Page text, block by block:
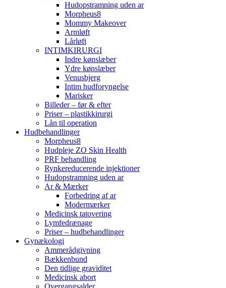
Hudopstramning uden ar
Morpheus8
Mommy Makeover
Armløft
Lårløft
INTIMKIRURGI
Indre kønslæber
Ydre kønslæber
Venusbjerg
Intim hudforyngelse
Marisker
Billeder – før & efter
Priser – plastikkirurgi
Lån til operation
Hudbehandlinger
Morpheus8
Hudpleje ZO Skin Health
PRF behandling
Rynkereducerende injektioner
Hudopstramning uden ar
Ar & Mærker
Forbedring af ar
Modermærker
Medicinsk tatovering
Lymfedrænage
Priser – hudbehandlinger
Gynækologi
Ammerådgivning
Bækkenbund
Den tidlige graviditet
Medicinsk abort
Overgangsalder